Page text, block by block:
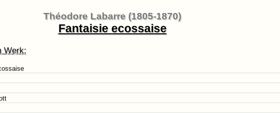
Théodore Labarre (1805-1870)
Fantaisie ecossaise
Werk: